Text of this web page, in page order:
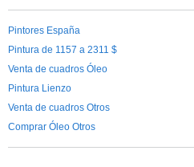
Pintores España
Pintura de 1157 a 2311 $
Venta de cuadros Óleo
Pintura Lienzo
Venta de cuadros Otros
Comprar Óleo Otros